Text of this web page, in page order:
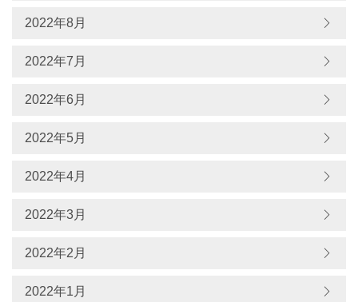
2022年8月
2022年7月
2022年6月
2022年5月
2022年4月
2022年3月
2022年2月
2022年1月